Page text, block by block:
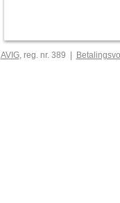
AVIG, reg. nr. 389 |